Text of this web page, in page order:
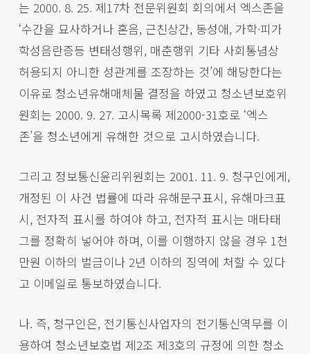
는 2000. 8. 25. 제17차 전문위원회 회의에서 엑스존을
‘수간을 묘사하거나 혼음, 근친상간, 동성애, 가학·피가
학성음란증등 변태성행위, 매춘행위 기타 사회통념상
허용되지 아니한 성관계를 조장하는 것’에 해당한다는
이유로 청소년유해매체물 결정을 하였고 청소년보호위
원회는 2000. 9. 27. 고시목록 제2000-31호로 ‘엑스
존’을 청소년에게 유해한 것으로 고시하였습니다.
그리고 정보통신윤리위원회는 2001. 11. 9. 청구인에게,
개정된 이 사건 법률에 따라 유해문구표시, 유해마크표
시, 전자적 표시를 하여야 하고, 전자적 표시는 매타태
그를 정확히 넣어야 하며, 이를 이행하지 않을 경우 1천
만원 이하의 벌금이나 2년 이하의 징역에 처할 수 있다
고 이메일로 통보하였습니다.
나. 즉, 청구인은, 전기통신사업자의 전기통신역무를 이
용하여 청소년보호법 제2조 제3호의 규정에 의한 청소